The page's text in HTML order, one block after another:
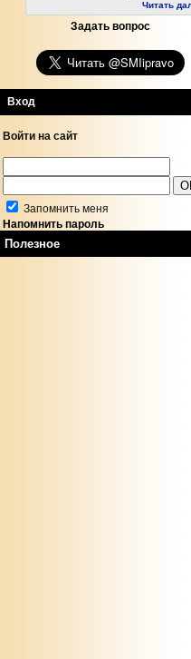
Читать
Задать вопрос
Вход
Войти на сайт
Запомнить меня
Напомнить пароль
Полезное